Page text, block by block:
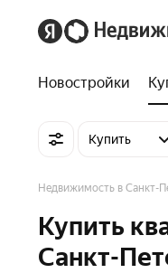
Новостройки
Купить
Недвижимость в Санкт-
Купить
Санкт-